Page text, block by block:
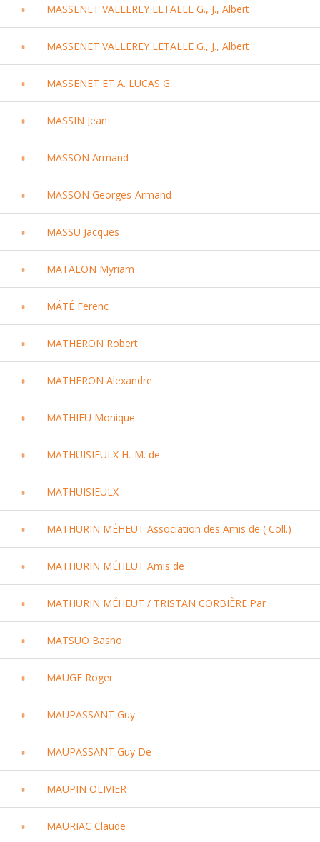
MASSENET VALLEREY LETALLE G., J., Albert
MASSENET VALLEREY LETALLE G., J., Albert
MASSENET ET A. LUCAS G.
MASSIN Jean
MASSON Armand
MASSON Georges-Armand
MASSU Jacques
MATALON Myriam
MÁTÉ Ferenc
MATHERON Robert
MATHERON Alexandre
MATHIEU Monique
MATHUISIEULX H.-M. de
MATHUISIEULX
MATHURIN MÉHEUT Association des Amis de ( Coll.)
MATHURIN MÉHEUT Amis de
MATHURIN MÉHEUT / TRISTAN CORBIÈRE Par
MATSUO Basho
MAUGE Roger
MAUPASSANT Guy
MAUPASSANT Guy De
MAUPIN OLIVIER
MAURIAC Claude